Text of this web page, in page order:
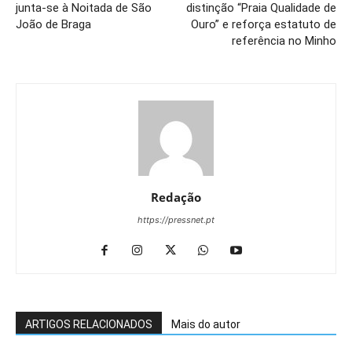
junta-se à Noitada de São
João de Braga
distinção “Praia Qualidade de
Ouro” e reforça estatuto de
referência no Minho
Redação
https://pressnet.pt
ARTIGOS RELACIONADOS Mais do autor